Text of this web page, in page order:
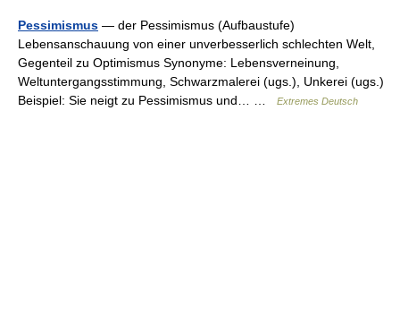
Pessimismus — der Pessimismus (Aufbaustufe)
Lebensanschauung von einer unverbesserlich schlechten Welt,
Gegenteil zu Optimismus Synonyme: Lebensverneinung,
Weltuntergangsstimmung, Schwarzmalerei (ugs.), Unkerei (ugs.)
Beispiel: Sie neigt zu Pessimismus und… …
Extremes Deutsch